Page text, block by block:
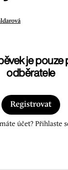
je pouze
odběratele
Registrovat
účet? Přihlaste